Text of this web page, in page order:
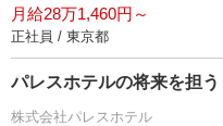
月給28万1,460円～
正社員 / 東京都
パレスホテルの将来を担う
株式会社パレスホテル